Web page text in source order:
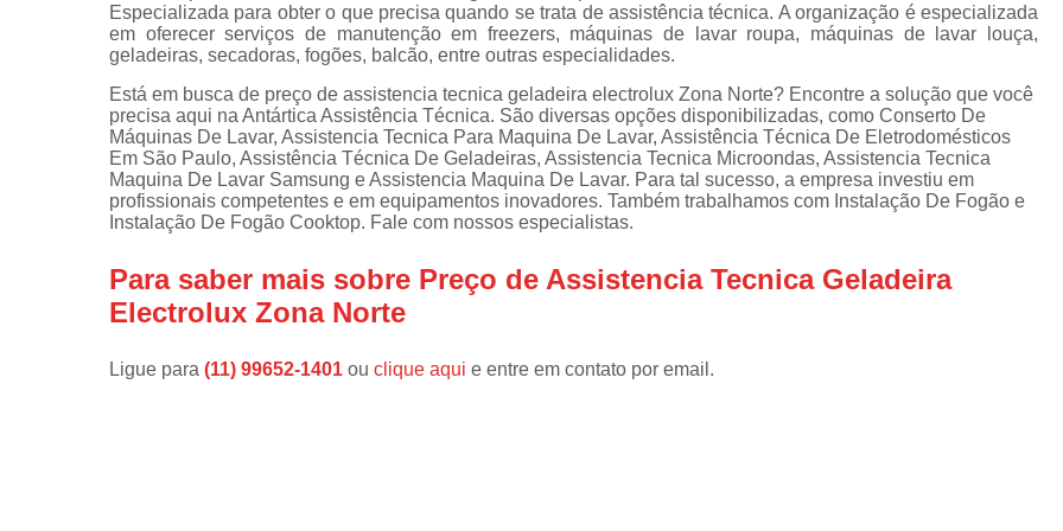
Instalações de
lava e seca
Manutenções
de fogão
Manutenções
em freezer
Assistencia Tecnica Refrigerador
Assistencia Tecnica
Assistencia Tecnica Refrigerador Electrolux
Refrigerador Assistencia Tecnica
Assistencia Tecnica Lavadora Secadora
Assistencia Tecnica Maquina Secadora de
Assistencia Tecnica
Assistencia Tecnica Samsung
Especializada para obter o que precisa quando se trata de assistência técnica. A organização é especializada
em oferecer serviços de manutenção em freezers, máquinas de lavar roupa, máquinas de lavar louça,
geladeiras, secadoras, fogões, balcão, entre outras especialidades.
Está em busca de preço de assistencia tecnica geladeira electrolux Zona Norte? Encontre a solução que você
precisa aqui na Antártica Assistência Técnica. São diversas opções disponibilizadas, como Conserto De
Máquinas De Lavar, Assistencia Tecnica Para Maquina De Lavar, Assistência Técnica De Eletrodomésticos
Em São Paulo, Assistência Técnica De Geladeiras, Assistencia Tecnica Microondas, Assistencia Tecnica
Maquina De Lavar Samsung e Assistencia Maquina De Lavar. Para tal sucesso, a empresa investiu em
profissionais competentes e em equipamentos inovadores. Também trabalhamos com Instalação De Fogão e
Instalação De Fogão Cooktop. Fale com nossos especialistas.
Para saber mais sobre Preço de Assistencia Tecnica Geladeira
Electrolux Zona Norte
Ligue para (11) 99652-1401 ou clique aqui e entre em contato por email.